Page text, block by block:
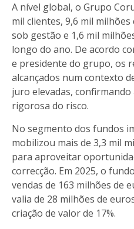
A nível global, o Grupo
mil clientes, 9,6 mil
sob gestão e 1,6 mil
longo do ano. De acordo
e presidente do grupo, os
alcançados num contexto
juro elevadas,
rigorosa do risco.
No segmento dos fundos
mobilizou mais de 3,3 mil
para aproveitar
correcção. Em 2025, o
vendas de 163 milhões de
valia de 28 milhões de
criação de valor de 17%.